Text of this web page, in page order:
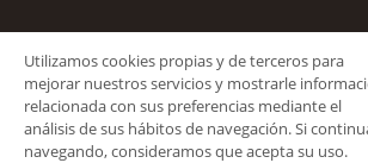
Utilizamos cookies propias y de terceros para
mejorar nuestros servicios y mostrarle
relacionada con sus preferencias mediante el
análisis de sus hábitos de navegación. Si
navegando, consideramos que acepta su uso.